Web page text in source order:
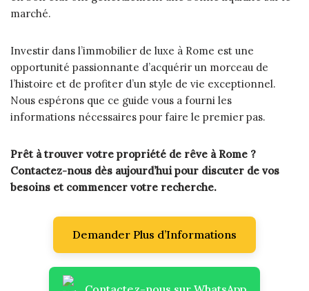
marché.
Investir dans l’immobilier de luxe à Rome est une
opportunité passionnante d’acquérir un morceau de
l’histoire et de profiter d’un style de vie exceptionnel.
Nous espérons que ce guide vous a fourni les
informations nécessaires pour faire le premier pas.
Prêt à trouver votre propriété de rêve à Rome ?
Contactez-nous dès aujourd’hui pour discuter de vos
besoins et commencer votre recherche.
Demander Plus d’Informations